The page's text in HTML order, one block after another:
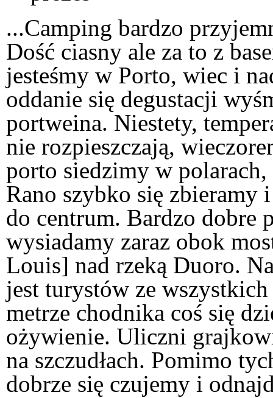
...Camping bardzo
Dość ciasny ale za to z
jesteśmy w Porto, wiec i
oddanie się degustacji
portweina. Niestety,
nie rozpieszczają,
porto siedzimy w
Rano szybko się zbieramy
do centrum. Bardzo dobre
wysiadamy zaraz obok
Louis] nad rzeką Duoro.
jest turystów ze
metrze chodnika coś się
ożywienie. Uliczni
na szczudłach. Pomimo
dobrze się czujemy i